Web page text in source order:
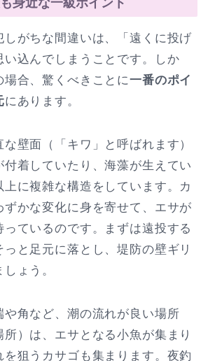
しがちな間違いは、「遠くに投げ
い込んでしまうことです。しか
場合、驚くべきことに一番のポイ
にあります。
壁面（「キワ」と呼ばれます）
付着していたり、海藻が生えてい
に複雑な構造をしています。カ
かな変化に身を寄せて、エサが
ているのです。まずは遠投する
と足元に落とし、堤防の壁ギリ
ょう。
や角など、潮の流れが良い場所
所）は、エサとなる小魚が集まり
狙うカサゴも集まります。夜釣